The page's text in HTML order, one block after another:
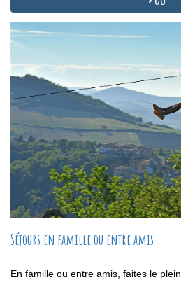
Séjours en famille ou entre amis
En famille ou entre amis, faites le